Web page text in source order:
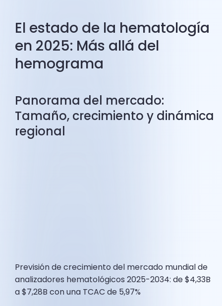
El estado de la hematología
en 2025: Más allá del
hemograma
Panorama del mercado:
Tamaño, crecimiento y dinámica
regional
Previsión de crecimiento del mercado mundial de
analizadores hematológicos 2025-2034: de $4,33B
a $7,28B con una TCAC de 5,97%